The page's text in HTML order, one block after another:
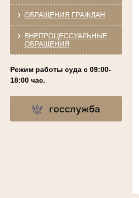
ОБРАЩЕНИЯ ГРАЖДАН
ВНЕПРОЦЕССУАЛЬНЫЕ
ОБРАЩЕНИЯ
Режим работы суда с 09:00-
18:00 час.